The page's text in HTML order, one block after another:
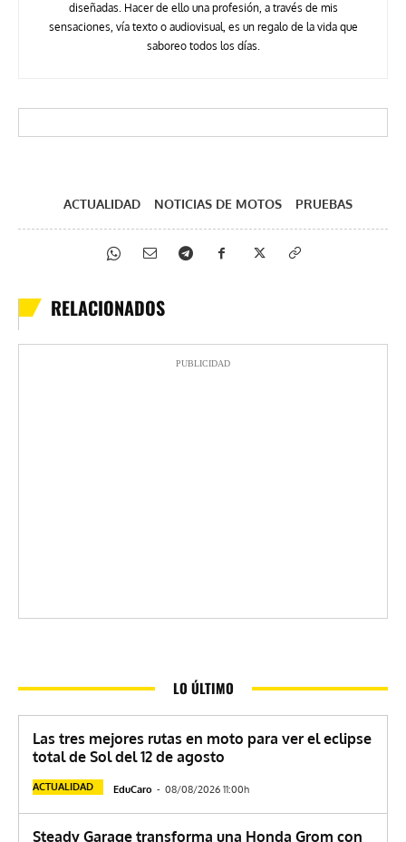
diseñadas. Hacer de ello una profesión, a través de mis
sensaciones, vía texto o audiovisual, es un regalo de la vida que
saboreo todos los días.
ACTUALIDAD NOTICIAS DE MOTOS PRUEBAS
RELACIONADOS
PUBLICIDAD
LO ÚLTIMO
Las tres mejores rutas en moto para ver el eclipse
total de Sol del 12 de agosto
ACTUALIDAD EduCaro - 08/08/2026 11:00h
Steady Garage transforma una Honda Grom con